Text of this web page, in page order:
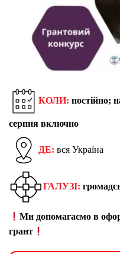
КОЛИ: постійно;
серпня включно
ДЕ: вся Україна
ГАЛУЗІ:
Ми допомагаємо в
грант